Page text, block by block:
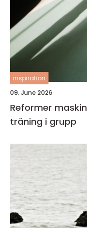
inspiration
09. June 2026
Reformer maskin nyckeln till effektiv, modern
träning i grupp